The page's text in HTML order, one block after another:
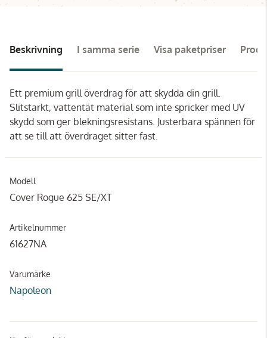
Beskrivning I samma serie Visa paketpriser
Ett premium grill överdrag för att skydda din grill.
Slitstarkt, vattentät material som inte spricker med UV
skydd som ger blekningsresistans. Justerbara spännen för
att se till att överdraget sitter fast.
Modell
Cover Rogue 625 SE/XT
Artikelnummer
61627NA
Varumärke
Napoleon